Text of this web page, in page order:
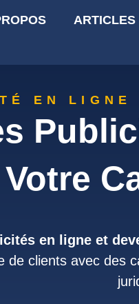
ARTICLES
EN LIGNE
en ligne et
clients avec des